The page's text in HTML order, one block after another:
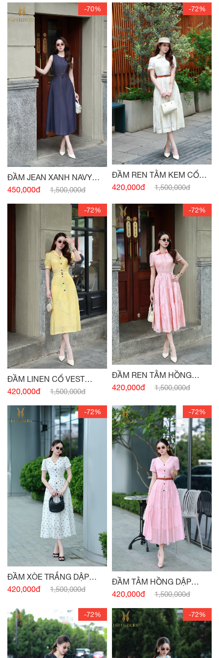
-70%
ĐẦM JEAN XANH NAVY
SÁT NÁCH ĐAI EO
450,000đ 1,500,000đ
-72%
ĐẦM REN TẰM KEM CỔ
ĐỨC
420,000đ 1,500,000đ
-72%
ĐẦM LINEN CỔ VEST
VÀNG BƠ ĐAI EO
420,000đ 1,500,000đ
-72%
ĐẦM REN TẰM HỒNG
THẠCH ANH
420,000đ 1,500,000đ
-72%
ĐẦM XÒE TRẮNG DẬP
NHĂN CỔ V
420,000đ 1,500,000đ
-72%
ĐẦM TẰM HỒNG DẬP
NHĂN CỔ V
420,000đ 1,500,000đ
-72% -72%